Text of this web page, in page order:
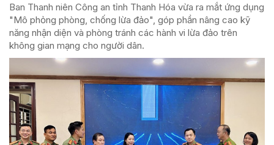
Ban Thanh niên Công an tỉnh Thanh Hóa vừa ra mắt ứng dụng
"Mô phỏng phòng, chống lừa đảo", góp phần nâng cao kỹ
năng nhận diện và phòng tránh các hành vi lừa đảo trên
không gian mạng cho người dân.